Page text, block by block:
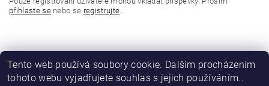
přihlaste senebo se registrujte.
Tento web používá soubory cookie. Dalším procházením
tohoto webu vyjadřujete souhlas s jejich používáním..